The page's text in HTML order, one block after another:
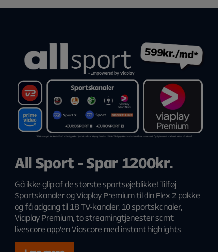
All Sport - Spar 1200kr.
Gå ikke glip af de største sportsøjeblikke! Tilføj
Sportskanaler og Viaplay Premium til din Flex 2 pakke
og få adgang til 18 TV-kanaler, 10 sportskanaler,
Viaplay Premium, to streamingtjenester samt
livescore app’en Viascore med instant highlights.